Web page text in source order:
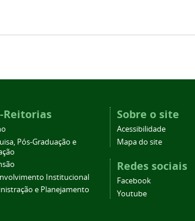
Reitorias
Pós-Graduação e
Institucional
e Planejamento
Sobre o site
Acessibilidade
Mapa do site
Redes sociais
Facebook
Youtube